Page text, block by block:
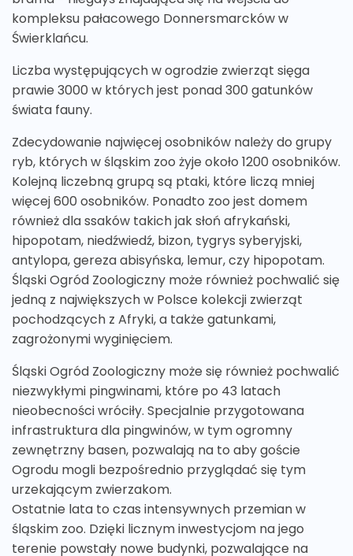
kompleksu pałacowego Donnersmarcków w
Świerklańcu.
Liczba występujących w ogrodzie zwierząt sięga
prawie 3000 w których jest ponad 300 gatunków
świata fauny.
Zdecydowanie najwięcej osobników należy do grupy
ryb, których w śląskim zoo żyje około 1200 osobników.
Kolejną liczebną grupą są ptaki, które liczą mniej
więcej 600 osobników. Ponadto zoo jest domem
również dla ssaków takich jak słoń afrykański,
hipopotam, niedźwiedź, bizon, tygrys syberyjski,
antylopa, gereza abisyńska, lemur, czy hipopotam.
Śląski Ogród Zoologiczny może również pochwalić się
jedną z największych w Polsce kolekcji zwierząt
pochodzących z Afryki, a także gatunkami,
zagrożonymi wyginięciem.
Śląski Ogród Zoologiczny może się również pochwalić
niezwykłymi pingwinami, które po 43 latach
nieobecności wróciły. Specjalnie przygotowana
infrastruktura dla pingwinów, w tym ogromny
zewnętrzny basen, pozwalają na to aby goście
Ogrodu mogli bezpośrednio przyglądać się tym
urzekającym zwierzakom.
Ostatnie lata to czas intensywnych przemian w
śląskim zoo. Dzięki licznym inwestycjom na jego
terenie powstały nowe budynki, pozwalające na